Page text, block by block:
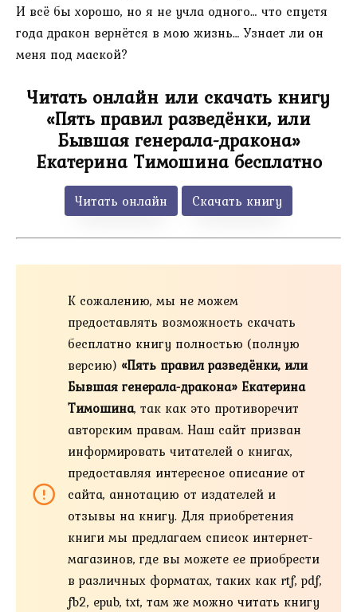
И всё бы хорошо, но я не учла одного… что спустя
года дракон вернётся в мою жизнь… Узнает ли он
меня под маской?
Читать онлайн или скачать книгу
«Пять правил разведёнки, или
Бывшая генерала-дракона»
Екатерина Тимошина бесплатно
Читать онлайн Скачать книгу
К сожалению, мы не можем
предоставлять возможность скачать
бесплатно книгу полностью (полную
версию) «Пять правил разведёнки, или
Бывшая генерала-дракона» Екатерина
Тимошина, так как это противоречит
авторским правам. Наш сайт призван
информировать читателей о книгах,
предоставляя интересное описание от
сайта, аннотацию от издателей и
отзывы на книгу. Для приобретения
книги мы предлагаем список интернет-
магазинов, где вы можете ее приобрести
в различных форматах, таких как rtf, pdf,
fb2, epub, txt, там же можно читать книгу